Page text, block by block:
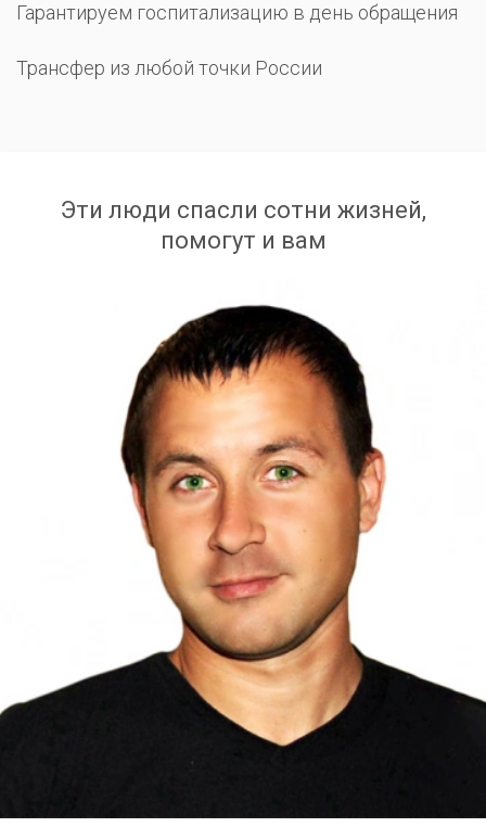
Гарантируем госпитализацию в день обращения
Трансфер из любой точки России
Эти люди спасли сотни жизней,
помогут и вам